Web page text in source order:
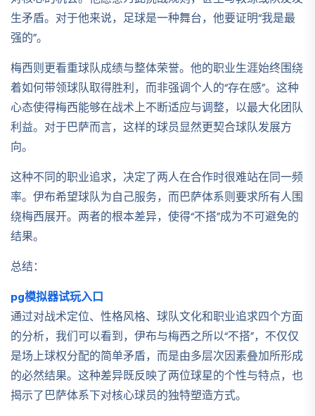
生矛盾。对于他来说，足球是一种舞台，他要证明“我是最
强的”。
梅西则更看重球队成绩与整体荣誉。他的职业生涯始终围绕
着如何带领球队取得胜利，而非强调个人的“存在感”。这种
心态使得梅西能够在战术上不断适应与调整，以最大化团队
利益。对于巴萨而言，这样的球员显然更契合球队发展方
向。
这种不同的职业追求，决定了两人在合作时很难站在同一频
率。伊布希望球队为自己服务，而巴萨体系则要求所有人围
绕梅西展开。两者的根本差异，使得“不搭”成为不可避免的
结果。
总结：
pg模拟器试玩入口
通过对战术定位、性格风格、球队文化和职业追求四个方面
的分析，我们可以看到，伊布与梅西之所以“不搭”，不仅仅
是场上球权分配的简单矛盾，而是由多层次因素叠加所形成
的必然结果。这种差异既反映了两位球星的个性与特点，也
揭示了巴萨体系下对核心球员的独特塑造方式。